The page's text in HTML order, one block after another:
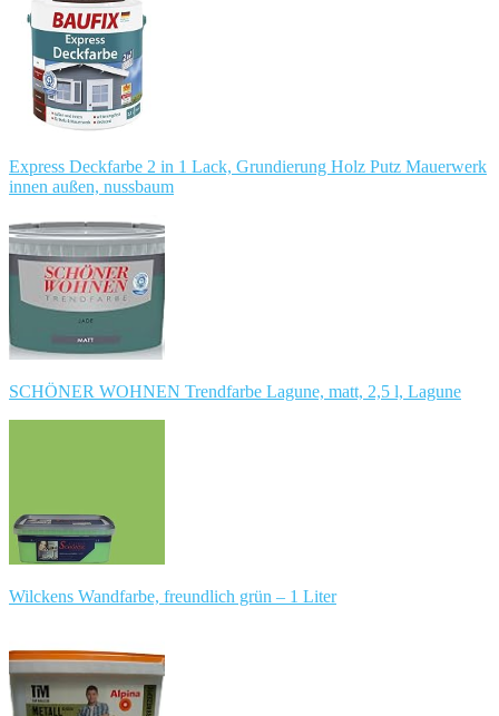
Express Deckfarbe 2 in 1 Lack, Grundierung Holz Putz Mauerwerk
innen außen, nussbaum
SCHÖNER WOHNEN Trendfarbe Lagune, matt, 2,5 l, Lagune
Wilckens Wandfarbe, freundlich grün – 1 Liter